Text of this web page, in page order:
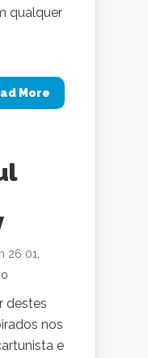
qualquer
More
26 01,
destes
nos
e